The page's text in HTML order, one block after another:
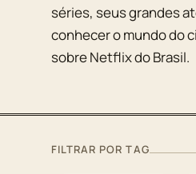
séries, seus grandes
conhecer o mundo do
sobre Netflix do Brasil.
FILTRAR POR TAG